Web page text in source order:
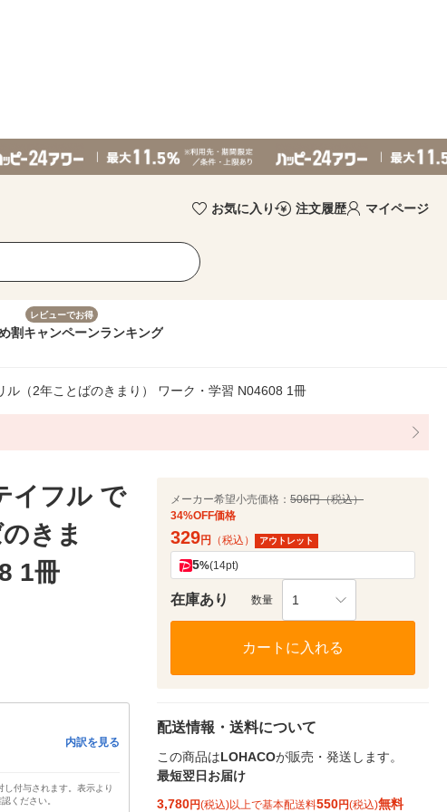
お気に入り 注文履歴 マイページ
割
レビューでお得
キャンペーンランキング
ル（2年ことばのきまり） ワーク・学習 N04608 1冊
イフル で
きま
1冊
内訳を見る
付与されます。表示より
ください。
メーカー希望小売価格： 506円（税込）
34%OFF価格
329円 （税込） アウトレット
5%(14pt)
在庫あり 数量 1
カートに入れる
配送情報・送料について
この商品はLOHACOが販売・発送します。
最短翌日お届け
3,780円(税込)以上で基本配送料550円(税込)無料